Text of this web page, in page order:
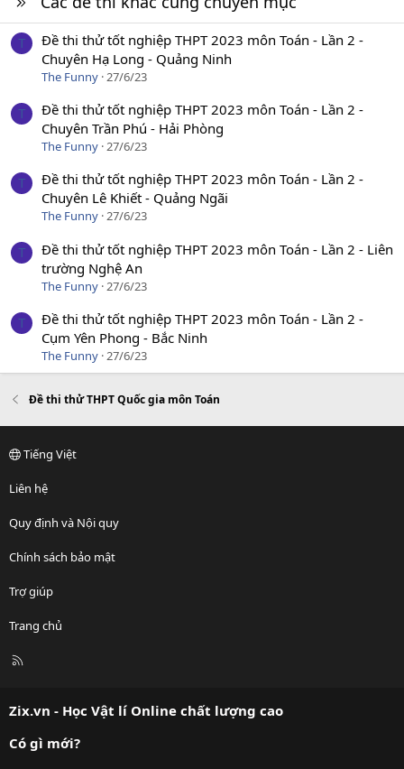
T
Đề thi thử tốt nghiệp THPT 2023 môn Toán - Lần 2 -
Chuyên Hạ Long - Quảng Ninh
The Funny 27/6/23
T
Đề thi thử tốt nghiệp THPT 2023 môn Toán - Lần 2 -
Chuyên Trần Phú - Hải Phòng
The Funny 27/6/23
T
Đề thi thử tốt nghiệp THPT 2023 môn Toán - Lần 2 -
Chuyên Lê Khiết - Quảng Ngãi
The Funny 27/6/23
T
Đề thi thử tốt nghiệp THPT 2023 môn Toán - Lần 2 - Liên
trường Nghệ An
The Funny 27/6/23
T
Đề thi thử tốt nghiệp THPT 2023 môn Toán - Lần 2 -
Cụm Yên Phong - Bắc Ninh
The Funny 27/6/23
Đề thi thử THPT Quốc gia môn Toán
Tiếng Việt
Liên hệ
Quy định và Nội quy
Chính sách bảo mật
Trợ giúp
Trang chủ
R
Zix.vn - Học Vật lí Online chất lượng cao
Có gì mới?